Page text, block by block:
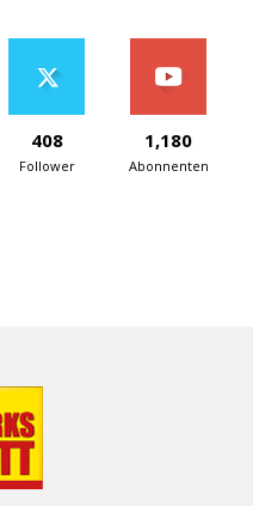
408
Follower
1,180
Abonnenten